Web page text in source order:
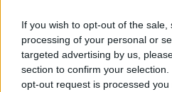
If you wish to opt-out of the
processing of your personal or
targeted advertising by us,
section to confirm your
opt-out request is processed
Látványos
Flórián téri